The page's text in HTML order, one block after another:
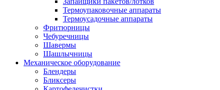
Термоупаковочные аппараты
Термоусадочные аппараты
Фритюрницы
Чебуречницы
Шавермы
Шашлычницы
Механическое оборудование
Блендеры
Бликсеры